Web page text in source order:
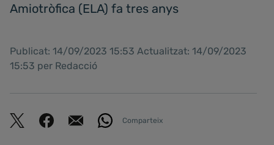
Amiotròfica (ELA) fa tres anys
Publicat: 14/09/2023 15:53 Actualitzat: 14/09/2023
15:53 per Redacció
Comparteix